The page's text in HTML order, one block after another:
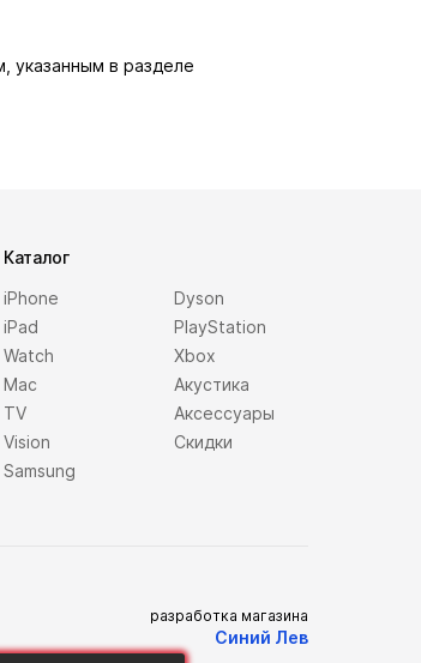
указанным в разделе
Каталог
iPhone
iPad
Watch
Mac
TV
Vision
Samsung
Dyson
PlayStation
Xbox
Акустика
Аксессуары
Скидки
разработка магазина
Синий Лев